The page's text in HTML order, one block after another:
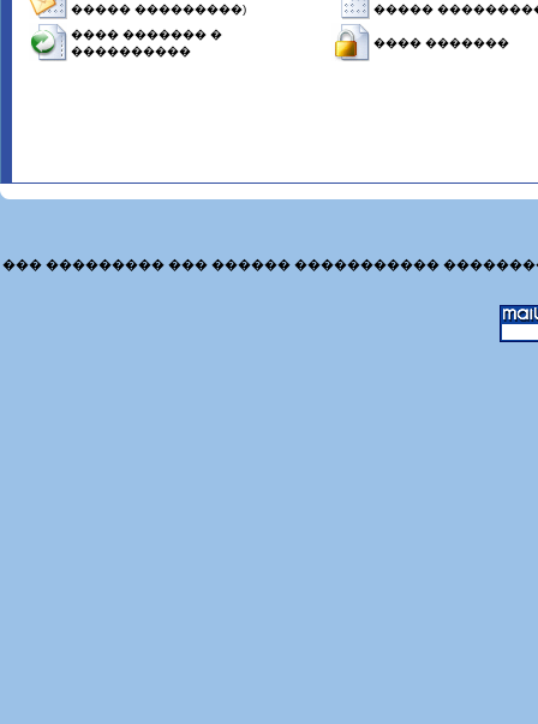
����� ���������)
�����
���� ������� �
����������
���� �������
��� ��������� ��� ������ �����������